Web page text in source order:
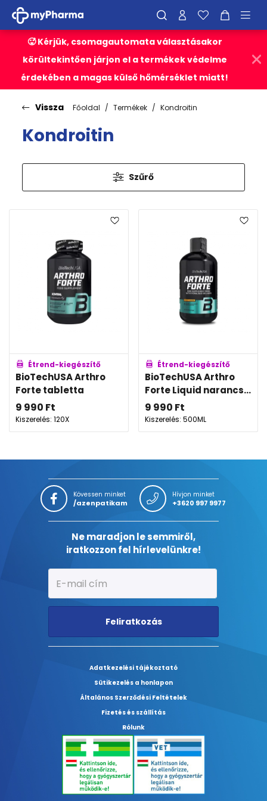
🥵 Kérjük, csomagautomata választásakor
körültekintően járjon el a termékek védelme
érdekében a magas külső hőmérséklet miatt!
Vissza Főoldal Termékek Kondroitin
Kondroitin
Szűrő
Étrend-kiegészítő
BioTechUSA Arthro
Forte tabletta
9 990 Ft
Kiszerelés: 120X
Étrend-kiegészítő
BioTechUSA Arthro
Forte Liquid narancs...
9 990 Ft
Kiszerelés: 500ML
Kövessen minket
/azenpatikam
Hívjon minket
+3620 997 9977
Ne maradjon le semmiről,
iratkozzon fel hírlevelünkre!
Feliratkozás
Adatkezelési tájékoztató
Sütikezelés a honlapon
Általános Szerződési Feltételek
Fizetés és szállítás
Rólunk